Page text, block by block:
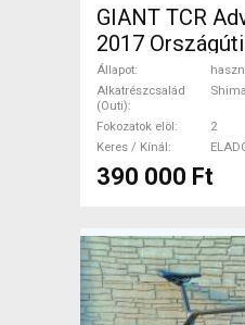
GIANT TCR
2017 Országúti Shimano
Ultegra
ELADÓ
Állapot
Alkatrészcsalád
(Outi)
Fokozatok elöl
2
Keres / Kínál
390 000 Ft